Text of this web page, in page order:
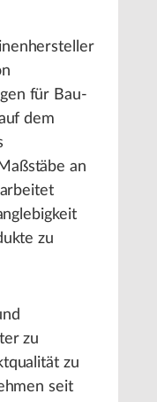
für Bau-
dem
an
zu
zu
zu
seit